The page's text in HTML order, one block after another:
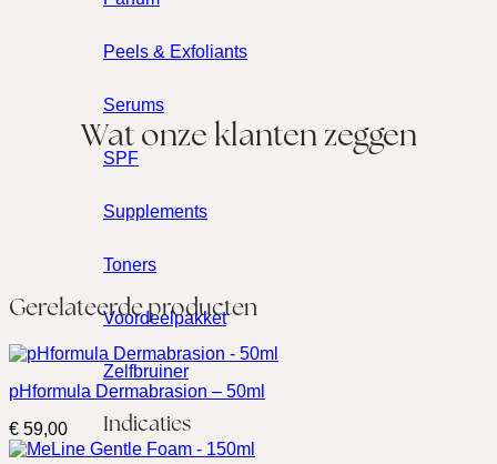
Peels & Exfoliants
Serums
SPF
Supplements
Toners
Voordeelpakket
Zelfbruiner
Indicaties
Wat onze klanten zeggen
Gerelateerde producten
pHformula Dermabrasion – 50ml
€ 59,00